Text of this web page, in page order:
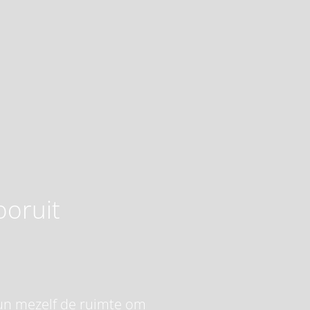
mezelf de ruimte om